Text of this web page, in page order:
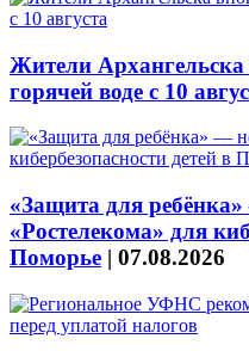
Жители Архангельска
горячей воде с 10
«Защита для
«Ростелекома» для
Поморье | 07.08.2026